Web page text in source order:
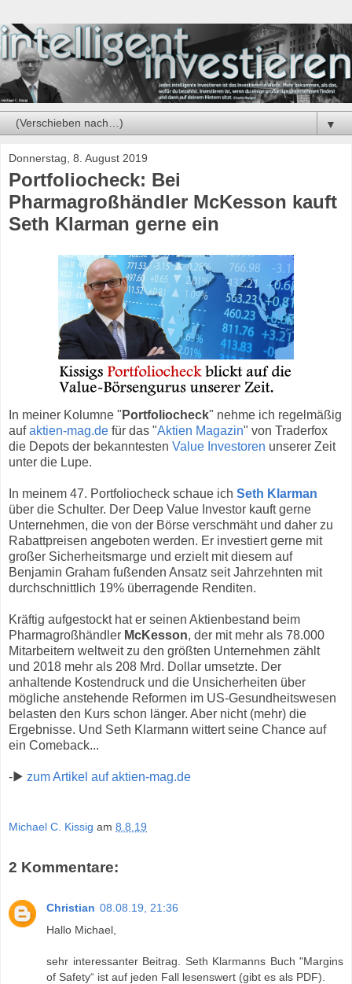
▼
Donnerstag, 8. August 2019
Portfoliocheck: Bei
Pharmagroßhändler McKesson kauft
Seth Klarman gerne ein
In meiner Kolumne " Portfoliocheck" nehme ich regelmäßig
aufaktien-mag.de für das "Aktien Magazin" von Traderfox
die Depots der bekanntesten Value Investoren unserer Zeit
unter die Lupe.
In meinem 47. Portfoliocheck schaue ich Seth Klarman
über die Schulter. Der Deep Value Investor kauft gerne
Unternehmen, die von der Börse verschmäht und daher zu
Rabattpreisen angeboten werden. Er investiert gerne mit
großer Sicherheitsmarge und erzielt mit diesem auf
Benjamin Graham fußenden Ansatz seit Jahrzehnten mit
durchschnittlich 19% überragende Renditen.
Kräftig aufgestockt hat er seinen Aktienbestand beim
Pharmagroßhändler McKesson, der mit mehr als 78.000
Mitarbeitern weltweit zu den größten Unternehmen zählt
und 2018 mehr als 208 Mrd. Dollar umsetzte. Der
anhaltende Kostendruck und die Unsicherheiten über
mögliche anstehende Reformen im US-Gesundheitswesen
belasten den Kurs schon länger. Aber nicht (mehr) die
Ergebnisse. Und Seth Klarmann wittert seine Chance auf
ein Comeback...
-▶ zum Artikel auf aktien-mag.de
Michael C. Kissig am 8.8.19
2 Kommentare:
Christian 08.08.19, 21:36
Hallo Michael,
sehr interessanter Beitrag. Seth Klarmanns Buch "Margins
of Safety“ ist auf jeden Fall lesenswert (gibt es als PDF).